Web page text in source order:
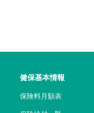
健保基本情報
保険料月額表